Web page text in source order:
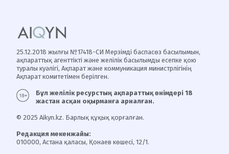
25.12.2018 жылғы №17418-СИ Мерзімді баспасөз басылымын,
ақпараттық агенттікті және желілік басылымды есепке қою
туралы куәлігі, Ақпарат және коммуникация министрлігінің
Ақпарат комитетімен берілген.
Бұл желілік ресурстың ақпараттық өнімдері 18
жастан асқан оқырманға арналған.
© 2025 Aikyn.kz. Барлық құқық қорғалған.
Редакция мекенжайы:
010000, Астана қаласы, Қонаев көшесі, 12/1.